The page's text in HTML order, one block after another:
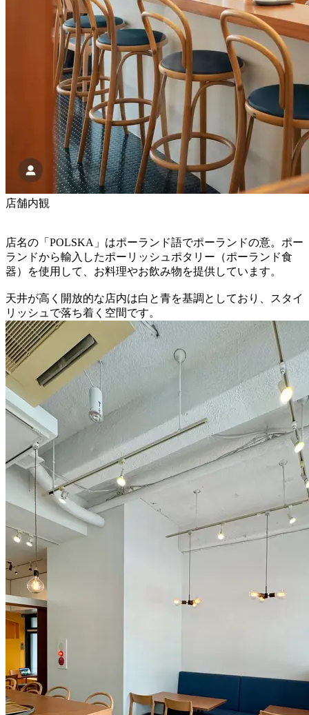
店舗内観
店名の「POLSKA」はポーランド語でポーランドの意。ポー
ランドから輸入したポーリッシュポタリー（ポーランド食
器）を使用して、お料理やお飲み物を提供しています。
天井が高く開放的な店内は白と青を基調としており、スタイ
リッシュで落ち着く空間です。